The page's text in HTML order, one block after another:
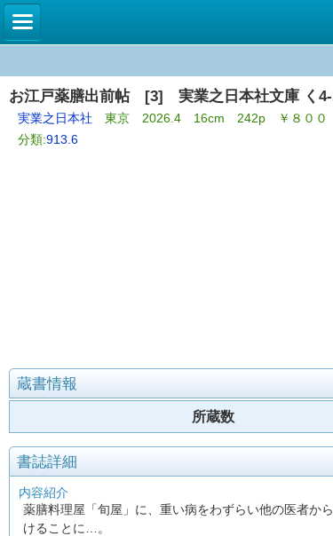
お江戸薬膳出前帖 [3] 実業之日本社文庫 く
実業之日本社 東京 2026.4 16cm 242p ￥８００
分類:913.6
蔵書情報
所蔵数
書誌詳細
内容紹介
薬膳料理屋「旬屋」に、重い病をわずらい他の医者か
けることに…。